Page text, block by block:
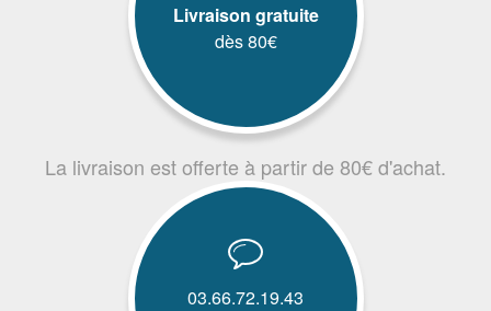
Livraison gratuite
dès 80€
La livraison est offerte à partir de 80€ d'achat.
03.66.72.19.43